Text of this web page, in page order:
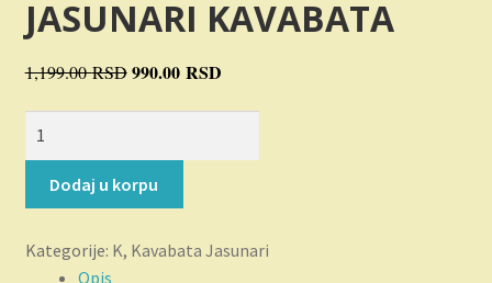
Novosti
Plaćanje
Uslovi korišćenja
JASUNARI KAVABATA
1,199.00RSD Originalna
1,199.00 RSD.
990.00 RSDTrenutna
količina
Dodaj u korpu
Kategorije: K, Kavabata Jasunari
Opis